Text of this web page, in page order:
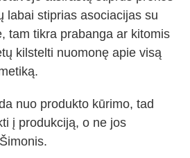
labai stiprias asociacijas su
tam tikra prabanga ar kitomis
kilstelti nuomonę apie visą
nuo produkto kūrimo, tad
į produkciją, o ne jos